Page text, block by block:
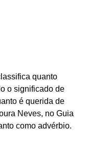
quanto
o significado de
é querida de
Neves, no Guia
como advérbio.